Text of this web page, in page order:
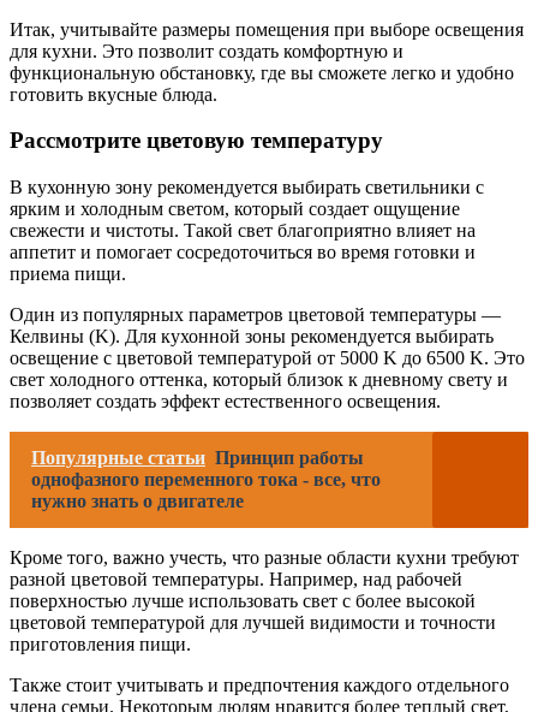
Итак, учитывайте размеры помещения при выборе освещения
для кухни. Это позволит создать комфортную и
функциональную обстановку, где вы сможете легко и удобно
готовить вкусные блюда.
Рассмотрите цветовую температуру
В кухонную зону рекомендуется выбирать светильники с
ярким и холодным светом, который создает ощущение
свежести и чистоты. Такой свет благоприятно влияет на
аппетит и помогает сосредоточиться во время готовки и
приема пищи.
Один из популярных параметров цветовой температуры —
Келвины (K). Для кухонной зоны рекомендуется выбирать
освещение с цветовой температурой от 5000 K до 6500 K. Это
свет холодного оттенка, который близок к дневному свету и
позволяет создать эффект естественного освещения.
Популярные статьи Принцип работы
однофазного переменного тока - все, что
нужно знать о двигателе
Кроме того, важно учесть, что разные области кухни требуют
разной цветовой температуры. Например, над рабочей
поверхностью лучше использовать свет с более высокой
цветовой температурой для лучшей видимости и точности
приготовления пищи.
Также стоит учитывать и предпочтения каждого отдельного
члена семьи. Некоторым людям нравится более теплый свет,